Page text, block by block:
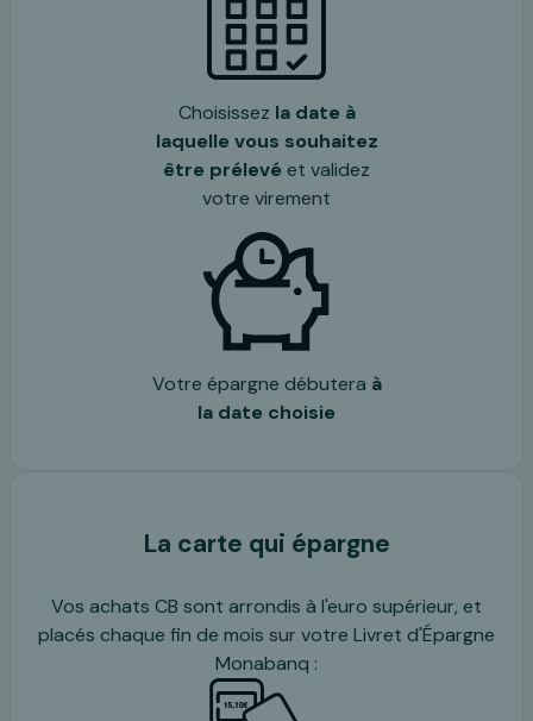
Choisissez la date à
laquelle vous souhaitez
être prélevé et validez
votre virement
Votre épargne débutera à
la date choisie
La carte qui épargne
Vos achats CB sont arrondis à l'euro supérieur, et
placés chaque fin de mois sur votre Livret d'Épargne
Monabanq :